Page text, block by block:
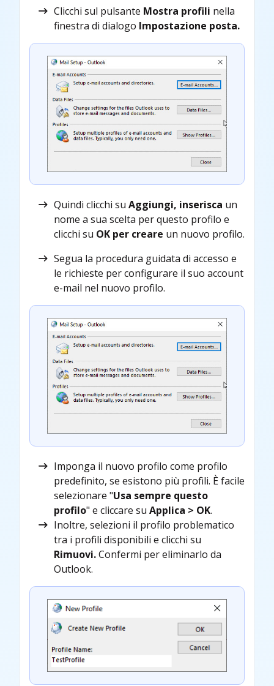
Clicchi sul pulsante Mostra profili nella
finestra di dialogo Impostazione posta.
Quindi clicchi su Aggiungi, inserisca un
nome a sua scelta per questo profilo e
clicchi su OK per creare un nuovo profilo.
Segua la procedura guidata di accesso e
le richieste per configurare il suo account
e-mail nel nuovo profilo.
Imponga il nuovo profilo come profilo
predefinito, se esistono più profili. È facile
selezionare "Usa sempre questo
profilo" e cliccare su Applica > OK.
Inoltre, selezioni il profilo problematico
tra i profili disponibili e clicchi su
Rimuovi.Confermi per eliminarlo da
Outlook.